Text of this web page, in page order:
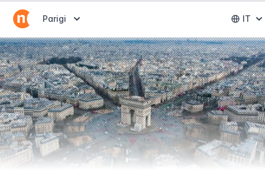
Abrir selector de destinos
Parigi IT